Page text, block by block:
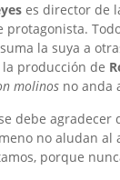
es director de
protagonista.
la suya a
producción de
molinos no anda
debe
no aludan
porque